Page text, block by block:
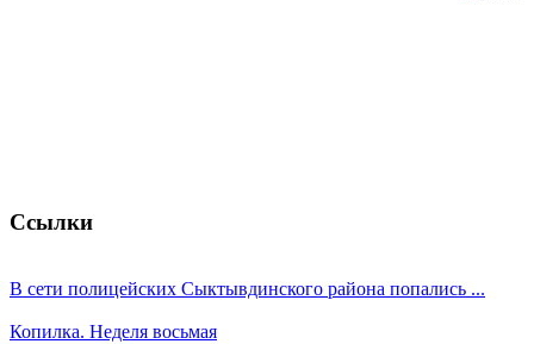
Ссылки
В сети полицейских Сыктывдинского района попались ...
Копилка. Неделя восьмая